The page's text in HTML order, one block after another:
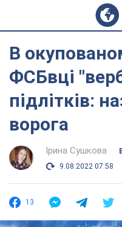
В
ФСБвці
підлітків:
ворога
Ірина Сушкова
9.08.2022 07:58
13